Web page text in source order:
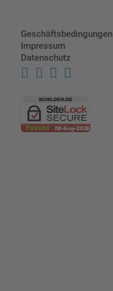
Geschäftsbedingungen
Impressum
Datenschutz